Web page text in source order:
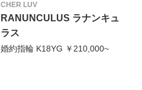
CHER LUV
RANUNCULUS ラナンキュ
ラス
婚約指輪 K18YG ￥210,000~